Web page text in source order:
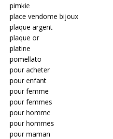
pimkie
place vendome bijoux
plaque argent
plaque or
platine
pomellato
pour acheter
pour enfant
pour femme
pour femmes
pour homme
pour hommes
pour maman